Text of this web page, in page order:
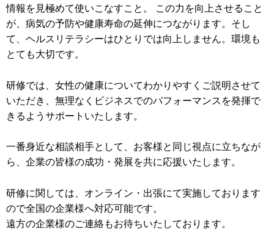
情報を見極めて使いこなすこと。 この力を向上させること
が、病気の予防や健康寿命の延伸につながります。そし
て、ヘルスリテラシーはひとりでは向上しません。環境も
とても大切です。
研修では、女性の健康についてわかりやすくご説明させて
いただき、無理なくビジネスでのパフォーマンスを発揮で
きるようサポートいたします。
一番身近な相談相手として、お客様と同じ視点に立ちなが
ら、企業の皆様の成功・発展を共に応援いたします。
研修に関しては、オンライン・出張にて実施しております
ので全国の企業様へ対応可能です。
遠方の企業様のご連絡もお待ちいたしております。